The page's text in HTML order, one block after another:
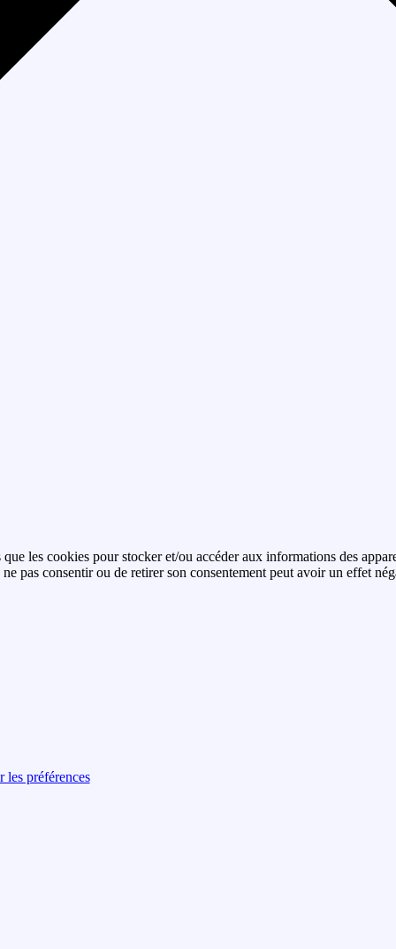
les cookies pour stocker et/ou accéder aux informations des
pas consentir ou de retirer son consentement peut avoir un effet
les préférences